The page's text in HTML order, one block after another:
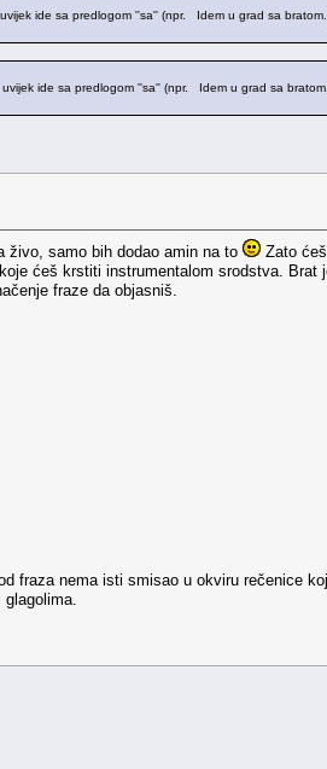
ide sa predlogom ''sa'' (npr. Idem u grad sa
ide sa predlogom ''sa'' (npr. Idem u grad sa
živo, samo bih dodao amin na to
Zato
ćeš krstiti instrumentalom srodstva. Brat
fraze da objasniš.
fraza nema isti smisao u okviru rečenice